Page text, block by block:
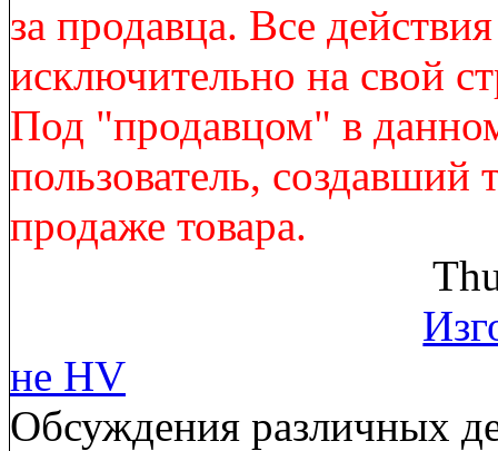
за продавца. Все
исключительно на свой
Под "продавцом" в
пользователь,
продаже товара.
не HV
Обсуждения различных